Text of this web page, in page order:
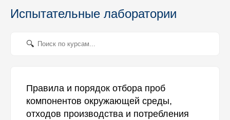
Испытательные лаборатории
Правила и порядок отбора проб
компонентов окружающей среды,
отходов производства и потребления